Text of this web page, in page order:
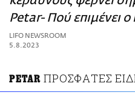
ΑΜΠΑ
PRINT
Petar- Πού επιμένει
LIFO NEWSROOM
5.8.2023
PETAR ΠΡΟΣΦΑΤΕΣ